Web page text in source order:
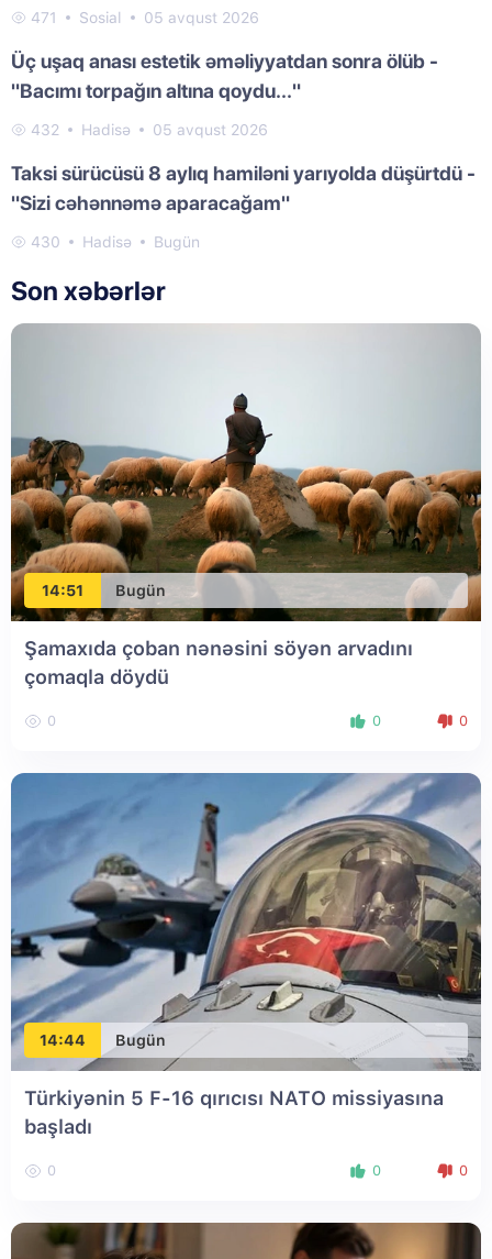
471 Sosial 05 avqust 2026
Üç uşaq anası estetik əməliyyatdan sonra ölüb -
"Bacımı torpağın altına qoydu..."
432 Hadisə 05 avqust 2026
Taksi sürücüsü 8 aylıq hamiləni yarıyolda düşürtdü -
"Sizi cəhənnəmə aparacağam"
430 Hadisə Bugün
Son xəbərlər
14:51 Bugün
Şamaxıda çoban nənəsini söyən arvadını
çomaqla döydü
0 0 0
14:44 Bugün
Türkiyənin 5 F-16 qırıcısı NATO missiyasına
başladı
0 0 0